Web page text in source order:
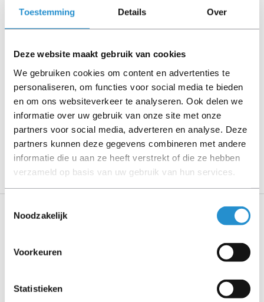
Toestemming Details Over
Deze website maakt gebruik van cookies
We gebruiken cookies om content en advertenties te
personaliseren, om functies voor social media te bieden
en om ons websiteverkeer te analyseren. Ook delen we
informatie over uw gebruik van onze site met onze
partners voor social media, adverteren en analyse. Deze
partners kunnen deze gegevens combineren met andere
informatie die u aan ze heeft verstrekt of die ze hebben
verzameld op basis van uw gebruik van hun services.
Noodzakelijk
Voorkeuren
Statistieken
(tenzij anders aangegeven). Bij Refurbished artikelen zijn
kabels, software media en handleidingen niet inbegrepen
contact op met ons.
Omschrijving
Toon meer
Gewicht en omvang
4,17 kg